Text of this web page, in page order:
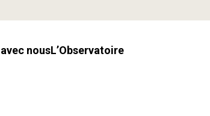
avec nous l’Observatoire